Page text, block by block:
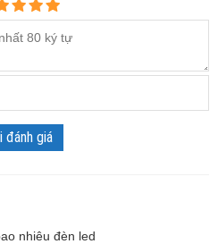
đánh giá
nhiêu đèn led